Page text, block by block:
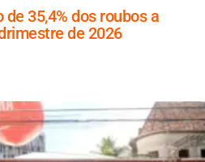
35,4% dos roubos a
de 2026